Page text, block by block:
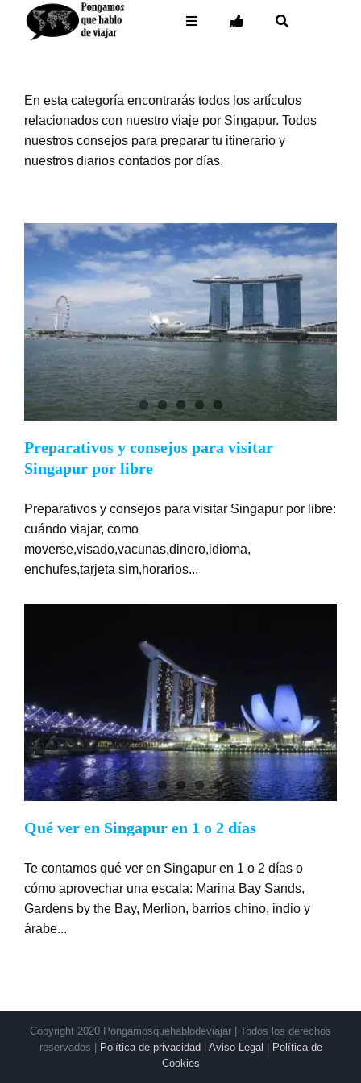
Saltar
Toggle
Destinos
Buceo
Toggle
– Twitter
– Instagram
– Mail
Toggle
En esta categoría encontrarás todos los artículos
relacionados con nuestro viaje por Singapur. Todos
nuestros consejos para preparar tu itinerario y
nuestros diarios contados por días.
Preparativos y consejos para visitar
Singapur por libre
Preparativos y consejos para visitar Singapur por libre:
cuándo viajar, como
moverse,visado,vacunas,dinero,idioma,
enchufes,tarjeta sim,horarios...
Qué ver en Singapur en 1 o 2 días
Te contamos qué ver en Singapur en 1 o 2 días o
cómo aprovechar una escala: Marina Bay Sands,
Gardens by the Bay, Merlion, barrios chino, indio y
árabe...
Copyright 2020 Pongamosquehablodeviajar | Todos los derechos
reservados | Política de privacidad| Aviso Legal | Política de
Cookies